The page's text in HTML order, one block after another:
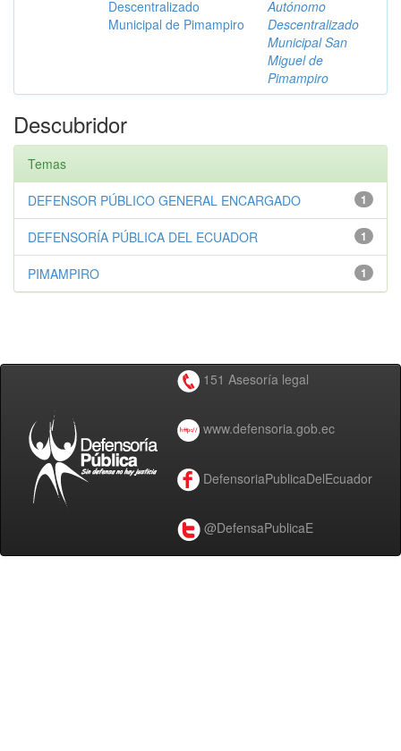
Descentralizado
Municipal de Pimampiro
Autónomo
Descentralizado
Municipal San
Miguel de
Pimampiro
Descubridor
Temas
1
DEFENSOR PÚBLICO GENERAL ENCARGADO
1
DEFENSORÍA PÚBLICA DEL ECUADOR
1
PIMAMPIRO
151 Asesoría legal
www.defensoria.gob.ec
DefensoriaPublicaDelEcuador
@DefensaPublicaE